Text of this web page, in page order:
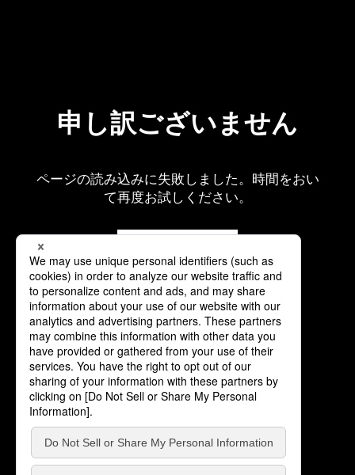
申し訳ございません
ページの読み込みに失敗しました。時間をおい
て再度お試しください。